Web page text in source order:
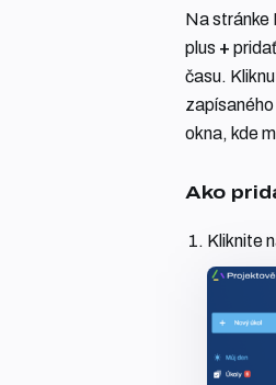
Na stránke
plus +
času.
okna, kde
Ako
Kliknite